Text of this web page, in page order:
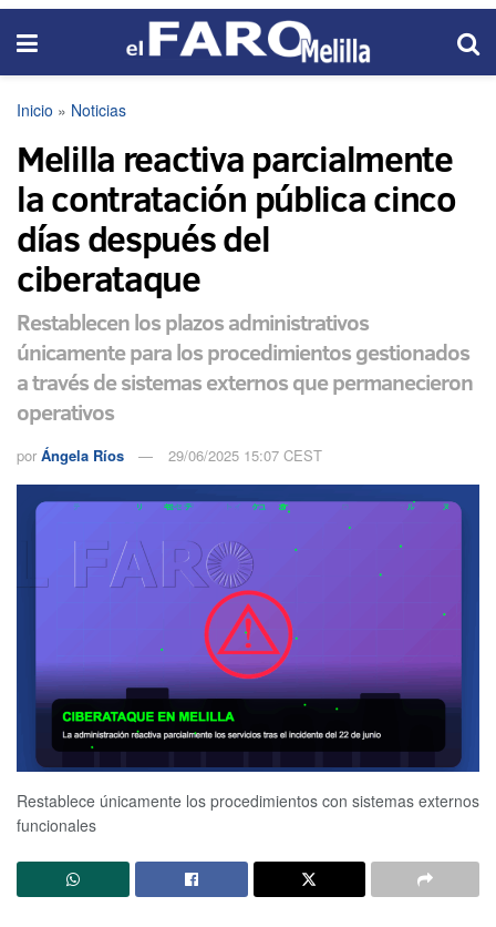
Inicio » Noticias
Melilla reactiva parcialmente
la contratación pública cinco
días después del
ciberataque
Restablecen los plazos administrativos
únicamente para los procedimientos gestionados
a través de sistemas externos que permanecieron
operativos
por Ángela Ríos 29/06/2025 15:07 CEST
Restablece únicamente los procedimientos con sistemas externos
funcionales